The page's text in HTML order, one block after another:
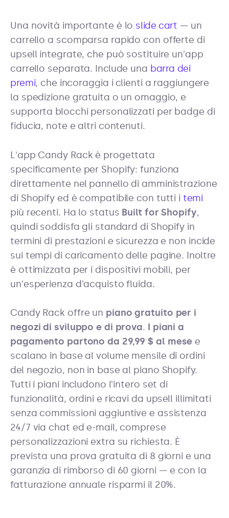
Una novità importante è lo slide cart — un
carrello a scomparsa rapido con offerte di
upsell integrate, che può sostituire un'app
carrello separata. Include una barra dei
premi, che incoraggia i clienti a raggiungere
la spedizione gratuita o un omaggio, e
supporta blocchi personalizzati per badge di
fiducia, note e altri contenuti.
L'app Candy Rack è progettata
specificamente per Shopify: funziona
direttamente nel pannello di amministrazione
di Shopify ed è compatibile con tutti i temi
più recenti. Ha lo status Built for Shopify,
quindi soddisfa gli standard di Shopify in
termini di prestazioni e sicurezza e non incide
sui tempi di caricamento delle pagine. Inoltre
è ottimizzata per i dispositivi mobili, per
un'esperienza d'acquisto fluida.
Candy Rack offre un piano gratuito per i
negozi di sviluppo e di prova. I piani a
pagamento partono da 29,99 $ al mese e
scalano in base al volume mensile di ordini
del negozio, non in base al piano Shopify.
Tutti i piani includono l'intero set di
funzionalità, ordini e ricavi da upsell illimitati
senza commissioni aggiuntive e assistenza
24/7 via chat ed e-mail, comprese
personalizzazioni extra su richiesta. È
prevista una prova gratuita di 8 giorni e una
garanzia di rimborso di 60 giorni — e con la
fatturazione annuale risparmi il 20%.